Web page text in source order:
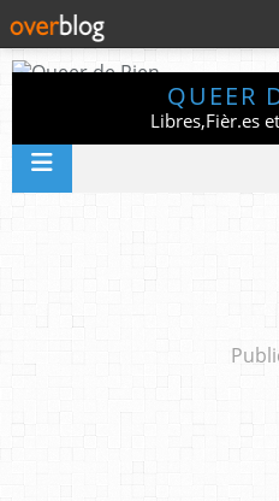
QUEER
Libres,Fièr.es